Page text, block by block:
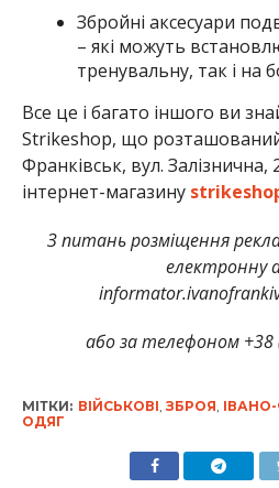
Збройні аксесуари
– які можуть
тренувальну, так і на
Все це і багато іншого ви
Strikeshop, що
Франківськ, вул. Залізнична,
інтернет-магазину
З питань розміщення
електронну
або за телефоном +38
МІТКИ: ВІЙСЬКОВІ ЗБРОЯ
ОДЯГ